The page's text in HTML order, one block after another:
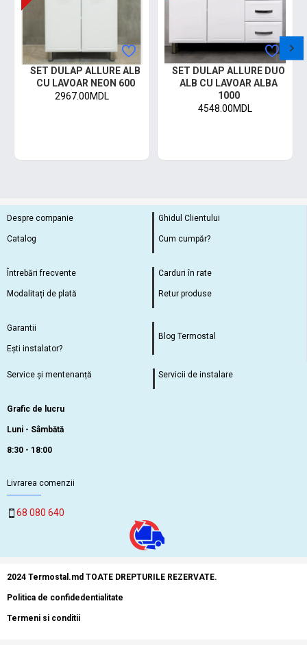
SET DULAP ALLURE ALB
CU LAVOAR NEON 600
2967.00MDL
SET DULAP ALLURE DUO
ALB CU LAVOAR ALBA
1000
4548.00MDL
Despre companie
Catalog
Ghidul Clientului
Cum cumpăr?
Întrebări frecvente
Modalitați de plată
Carduri în rate
Retur produse
Garantii
Ești instalator?
Blog Termostal
Service și mentenanță Servicii de instalare
Grafic de lucru
Luni - Sâmbătă
8:30 - 18:00
Livrarea comenzii
68 080 640
2024 Termostal.md TOATE DREPTURILE REZERVATE.
Politica de confidedentialitate
Termeni si conditii